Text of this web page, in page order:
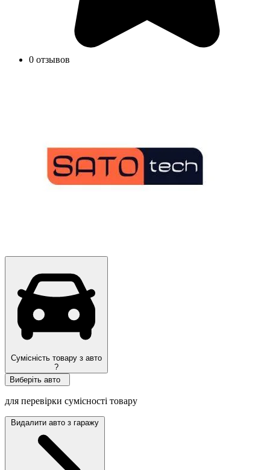
0 отзывов
Сумісність товару з авто
?
Виберіть авто
для перевірки сумісності товару
Видалити авто з гаражу